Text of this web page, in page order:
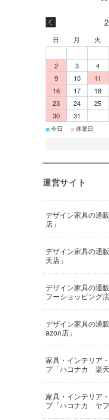
日 月 火
2
3 4
9
10 11
16
17 18
23
24 25
30
31
■今日 ■休業日
運営サイト
デザイン家具の通
店」
デザイン家具の通
天店」
デザイン家具の通
フーショッピング店
デザイン家具の通
azon店」
家具・インテリア
プ「ハコナカ 楽天
家具・インテリア
プ「ハコナカ ヤフ